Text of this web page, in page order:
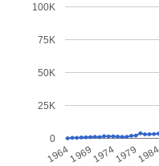
1979
1974
1969
1964
0
25K
50K
75K
100K